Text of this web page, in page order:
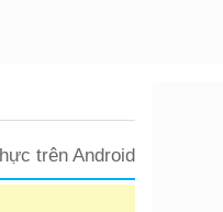
trên Android